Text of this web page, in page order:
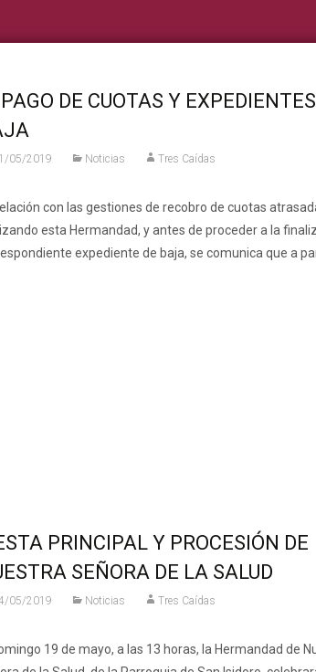
DE CUOTAS Y
05/2019 Noticias Tres Caídas
con las gestiones de recobro de cuotas
esta Hermandad, y antes de proceder a la
expediente de baja, se comunica que a
PRINCIPAL Y PROCESIÓN DE
SEÑORA DE LA SALUD
05/2019 Noticias Tres Caídas
19 de mayo, a las 13 horas, la Hermandad de